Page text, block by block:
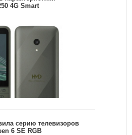
4G Smart
серию телевизоров
6 SE RGB